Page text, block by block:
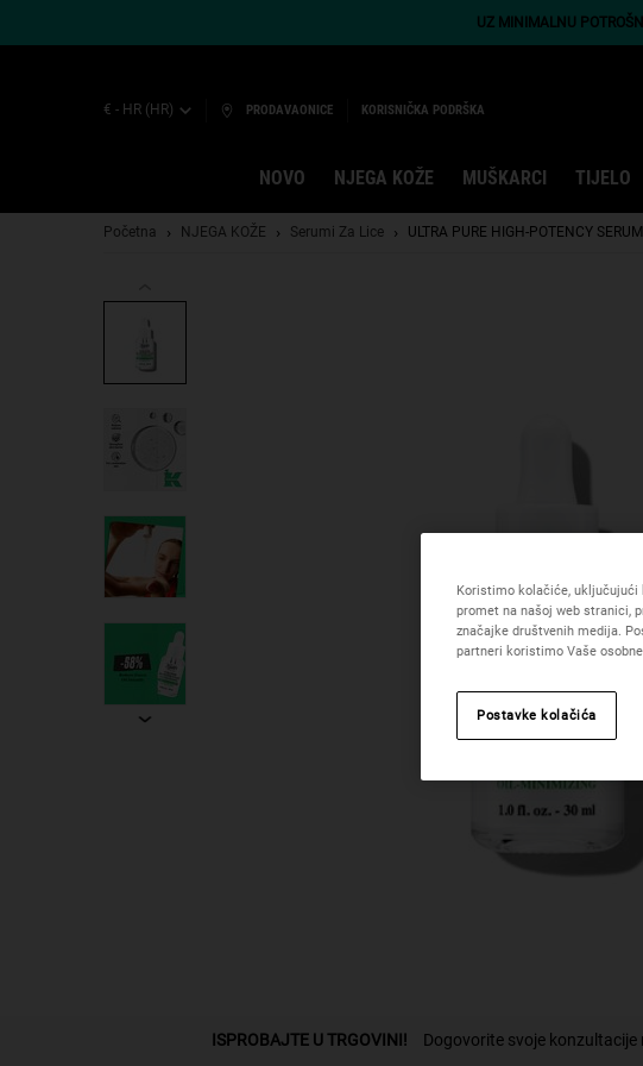
UZ MINIMALNU
€ - HR (HR) PRODAVAONICE KORISNIČKA PODRŠKA
NOVO NJEGA KOŽE MUŠKARCI TIJELO
Početna NJEGA KOŽE Serumi Za Lice ULTRA PURE HIGH-POTENCY
ISPROBAJTE U TRGOVINI! Dogovorite svoje
Koristimo kolačiće,
promet na našoj web stranici,
značajke društvenih medija.
partneri koristimo Vaše
Postavke kolačića